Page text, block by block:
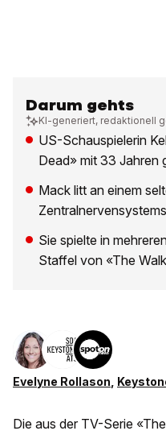
Darum gehts
KI-generiert, redaktionell
US-Schauspielerin
Dead» mit 33 Jahren
Mack litt an einem
Zentralnervensystems
Sie spielte in
Staffel von «The
Evelyne Rollason
Die aus der TV-Serie